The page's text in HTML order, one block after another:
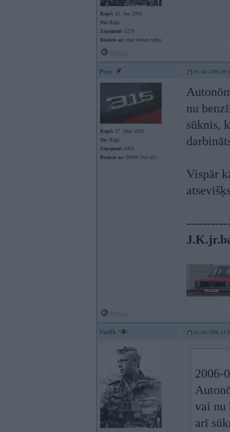
Kopš: 25. Jun 2002
No: Rīga
Ziņojumi: 5279
Braucu ar: nine eleven turbo
Puce 04. Jan 2006,
Kopš: 27. May 2002
No: Rīga
Ziņojumi: 6431
Braucu ar: BMW 315 e21
nu
sūknis,
Vispār
Vadik 04. Jan 2006,
2006-
vai nu
arī